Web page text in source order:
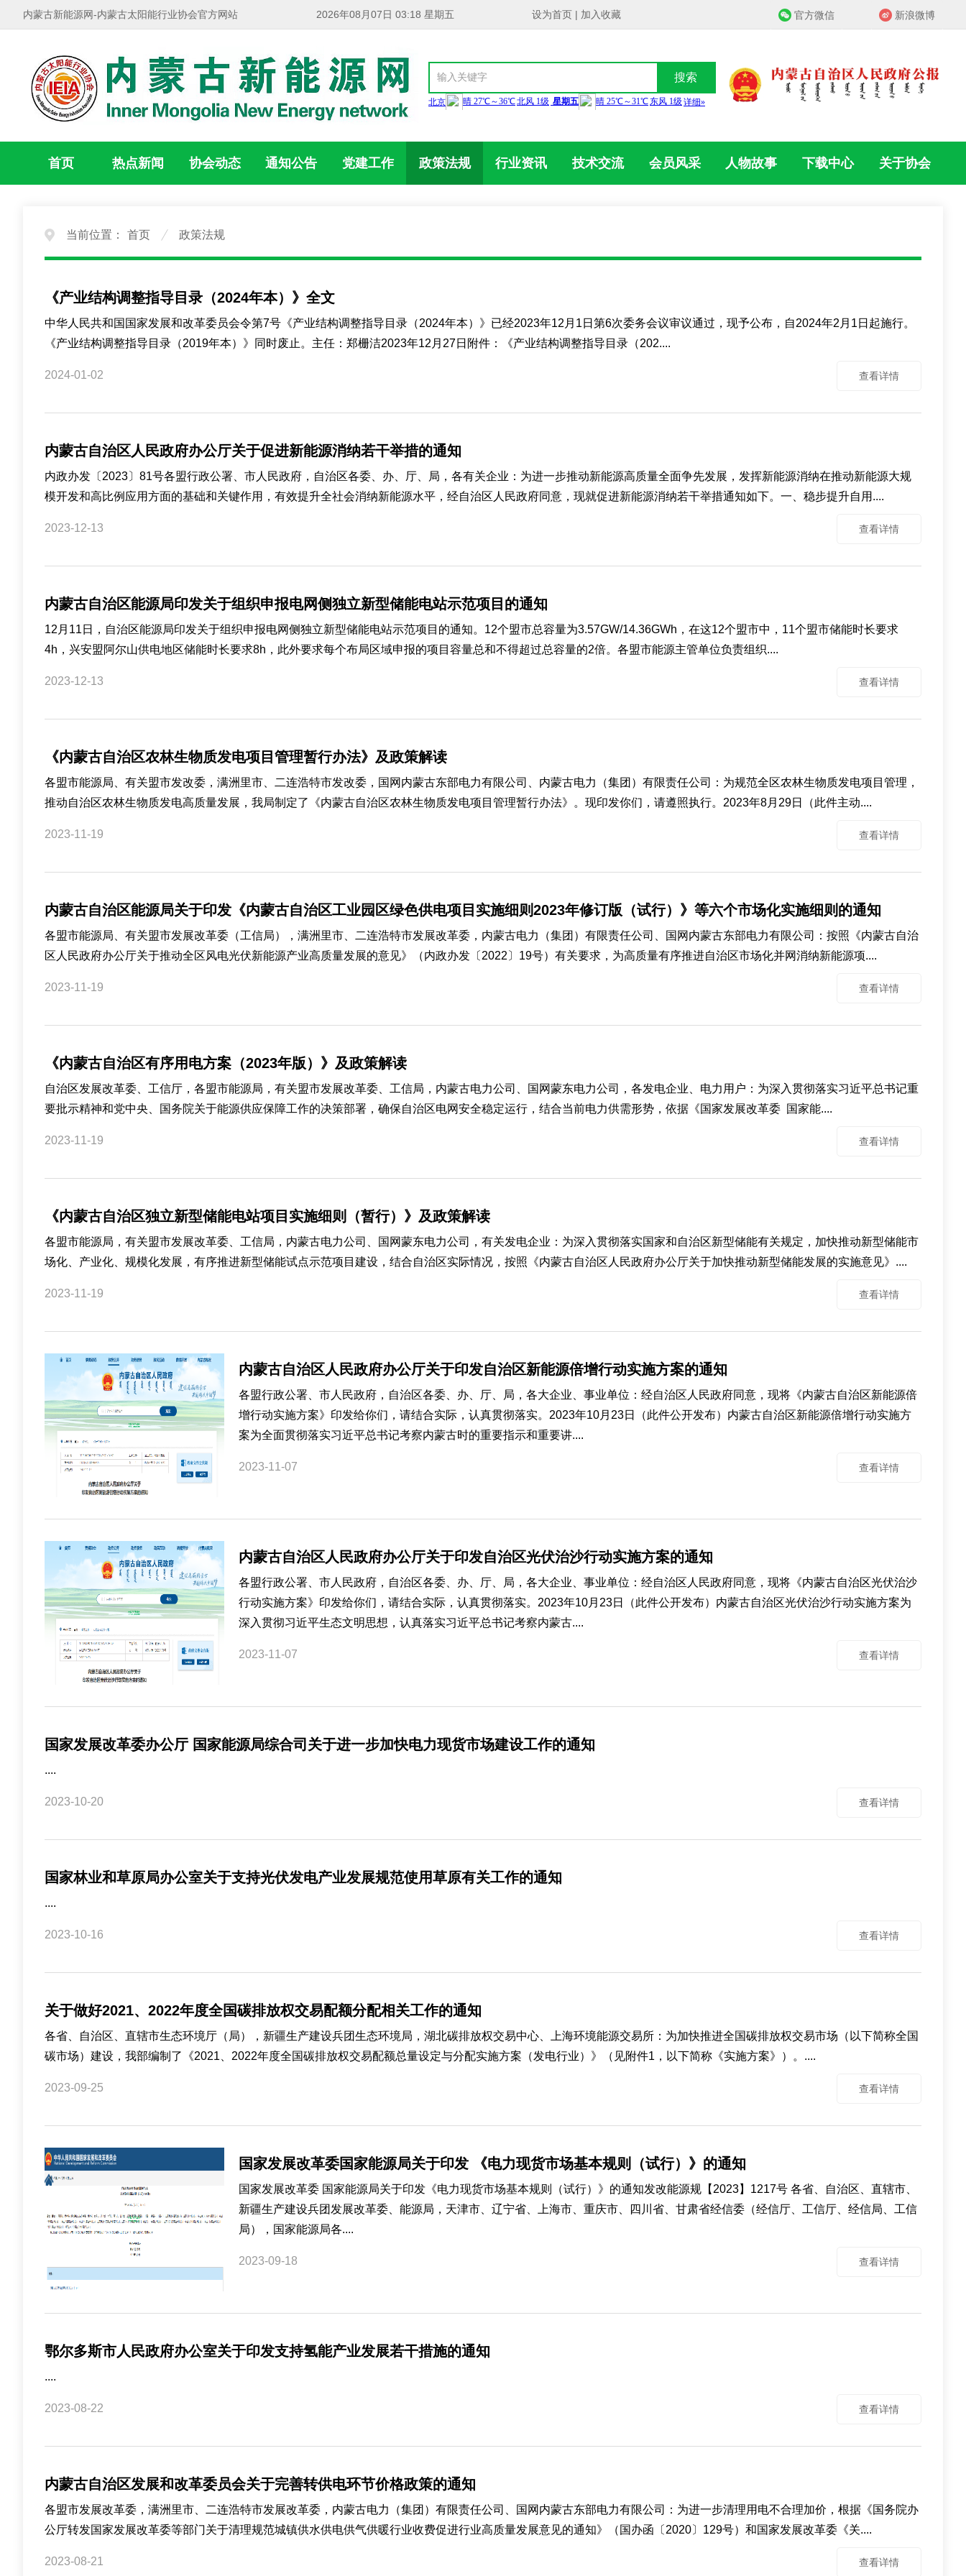
内蒙古新能源网-内蒙古太阳能行业协会官方网站 2026年08月07日 03:18 星期五 设为首页 | 加入收藏 官方微信 新浪微博
搜索
首页 热点新闻 协会动态 通知公告 党建工作 政策法规 行业资讯 技术交流 会员风采 人物故事 下载中心 关于协会
当前位置： 首页 政策法规
《产业结构调整指导目录（2024年本）》全文
中华人民共和国国家发展和改革委员会令第7号《产业结构调整指导目录（2024年本）》已经2023年12月1日第6次委务会议审议通过，现予公布，自2024年2月1日起施行。
《产业结构调整指导目录（2019年本）》同时废止。主任：郑栅洁2023年12月27日附件：《产业结构调整指导目录（202....
2024-01-02 查看详情
内蒙古自治区人民政府办公厅关于促进新能源消纳若干举措的通知
内政办发〔2023〕81号各盟行政公署、市人民政府，自治区各委、办、厅、局，各有关企业：为进一步推动新能源高质量全面争先发展，发挥新能源消纳在推动新能源大规
模开发和高比例应用方面的基础和关键作用，有效提升全社会消纳新能源水平，经自治区人民政府同意，现就促进新能源消纳若干举措通知如下。一、稳步提升自用....
2023-12-13 查看详情
内蒙古自治区能源局印发关于组织申报电网侧独立新型储能电站示范项目的通知
12月11日，自治区能源局印发关于组织申报电网侧独立新型储能电站示范项目的通知。12个盟市总容量为3.57GW/14.36GWh，在这12个盟市中，11个盟市储能时长要求
4h，兴安盟阿尔山供电地区储能时长要求8h，此外要求每个布局区域申报的项目容量总和不得超过总容量的2倍。各盟市能源主管单位负责组织....
2023-12-13 查看详情
《内蒙古自治区农林生物质发电项目管理暂行办法》及政策解读
各盟市能源局、有关盟市发改委，满洲里市、二连浩特市发改委，国网内蒙古东部电力有限公司、内蒙古电力（集团）有限责任公司：为规范全区农林生物质发电项目管理，
推动自治区农林生物质发电高质量发展，我局制定了《内蒙古自治区农林生物质发电项目管理暂行办法》。现印发你们，请遵照执行。2023年8月29日（此件主动....
2023-11-19 查看详情
内蒙古自治区能源局关于印发《内蒙古自治区工业园区绿色供电项目实施细则2023年修订版（试行）》等六个市场化实施细则的通知
各盟市能源局、有关盟市发展改革委（工信局），满洲里市、二连浩特市发展改革委，内蒙古电力（集团）有限责任公司、国网内蒙古东部电力有限公司：按照《内蒙古自治
区人民政府办公厅关于推动全区风电光伏新能源产业高质量发展的意见》（内政办发〔2022〕19号）有关要求，为高质量有序推进自治区市场化并网消纳新能源项....
2023-11-19 查看详情
《内蒙古自治区有序用电方案（2023年版）》及政策解读
自治区发展改革委、工信厅，各盟市能源局，有关盟市发展改革委、工信局，内蒙古电力公司、国网蒙东电力公司，各发电企业、电力用户：为深入贯彻落实习近平总书记重
要批示精神和党中央、国务院关于能源供应保障工作的决策部署，确保自治区电网安全稳定运行，结合当前电力供需形势，依据《国家发展改革委 国家能....
2023-11-19 查看详情
《内蒙古自治区独立新型储能电站项目实施细则（暂行）》及政策解读
各盟市能源局，有关盟市发展改革委、工信局，内蒙古电力公司、国网蒙东电力公司，有关发电企业：为深入贯彻落实国家和自治区新型储能有关规定，加快推动新型储能市
场化、产业化、规模化发展，有序推进新型储能试点示范项目建设，结合自治区实际情况，按照《内蒙古自治区人民政府办公厅关于加快推动新型储能发展的实施意见》....
2023-11-19 查看详情
内蒙古自治区人民政府办公厅关于印发自治区新能源倍增行动实施方案的通知
各盟行政公署、市人民政府，自治区各委、办、厅、局，各大企业、事业单位：经自治区人民政府同意，现将《内蒙古自治区新能源倍
增行动实施方案》印发给你们，请结合实际，认真贯彻落实。2023年10月23日（此件公开发布）内蒙古自治区新能源倍增行动实施方
案为全面贯彻落实习近平总书记考察内蒙古时的重要指示和重要讲....
2023-11-07 查看详情
内蒙古自治区人民政府办公厅关于印发自治区光伏治沙行动实施方案的通知
各盟行政公署、市人民政府，自治区各委、办、厅、局，各大企业、事业单位：经自治区人民政府同意，现将《内蒙古自治区光伏治沙
行动实施方案》印发给你们，请结合实际，认真贯彻落实。2023年10月23日（此件公开发布）内蒙古自治区光伏治沙行动实施方案为
深入贯彻习近平生态文明思想，认真落实习近平总书记考察内蒙古....
2023-11-07 查看详情
国家发展改革委办公厅 国家能源局综合司关于进一步加快电力现货市场建设工作的通知
....
2023-10-20 查看详情
国家林业和草原局办公室关于支持光伏发电产业发展规范使用草原有关工作的通知
....
2023-10-16 查看详情
关于做好2021、2022年度全国碳排放权交易配额分配相关工作的通知
各省、自治区、直辖市生态环境厅（局），新疆生产建设兵团生态环境局，湖北碳排放权交易中心、上海环境能源交易所：为加快推进全国碳排放权交易市场（以下简称全国
碳市场）建设，我部编制了《2021、2022年度全国碳排放权交易配额总量设定与分配实施方案（发电行业）》（见附件1，以下简称《实施方案》）。....
2023-09-25 查看详情
国家发展改革委国家能源局关于印发 《电力现货市场基本规则（试行）》的通知
国家发展改革委 国家能源局关于印发《电力现货市场基本规则（试行）》的通知发改能源规【2023】1217号 各省、自治区、直辖市、
新疆生产建设兵团发展改革委、能源局，天津市、辽宁省、上海市、重庆市、四川省、甘肃省经信委（经信厅、工信厅、经信局、工信
局），国家能源局各....
2023-09-18 查看详情
鄂尔多斯市人民政府办公室关于印发支持氢能产业发展若干措施的通知
....
2023-08-22 查看详情
内蒙古自治区发展和改革委员会关于完善转供电环节价格政策的通知
各盟市发展改革委，满洲里市、二连浩特市发展改革委，内蒙古电力（集团）有限责任公司、国网内蒙古东部电力有限公司：为进一步清理用电不合理加价，根据《国务院办
公厅转发国家发展改革委等部门关于清理规范城镇供水供电供气供暖行业收费促进行业高质量发展意见的通知》（国办函〔2020〕129号）和国家发展改革委《关....
2023-08-21 查看详情